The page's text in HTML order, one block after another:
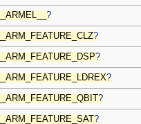
__ARMEL__?
__ARM_FEATURE_CLZ?
__ARM_FEATURE_DSP?
__ARM_FEATURE_LDREX?
__ARM_FEATURE_QBIT?
__ARM_FEATURE_SAT?